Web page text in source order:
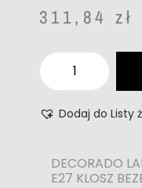
311,84 zł
Dodaj do Listy
DECORADO
E27 KLOSZ